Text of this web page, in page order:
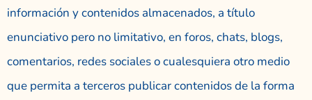
información y contenidos almacenados, a título
enunciativo pero no limitativo, en foros, chats, blogs,
comentarios, redes sociales o cualesquiera otro medio
que permita a terceros publicar contenidos de la forma